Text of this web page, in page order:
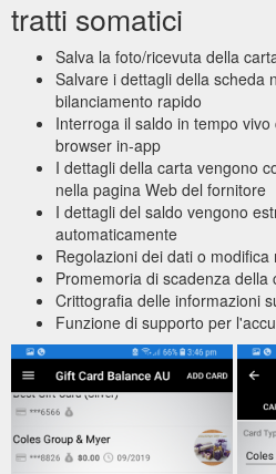
tratti somatici
Salva la foto/ricevuta della
Salvare i dettagli della scheda
bilanciamento rapido
Interroga il saldo in tempo
browser in-app
I dettagli della carta vengono
nella pagina Web del fornitore
I dettagli del saldo vengono
automaticamente
Regolazioni dei dati o
Promemoria di scadenza della
Crittografia delle informazioni
Funzione di supporto per